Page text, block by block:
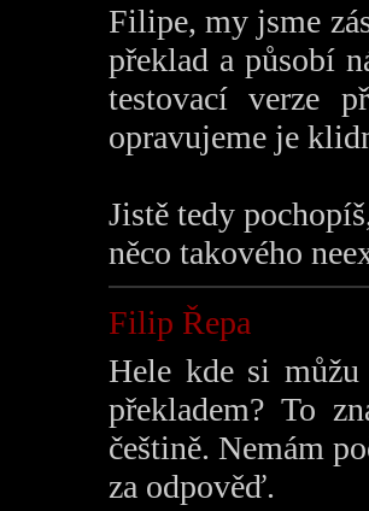
Filipe, my jsme
překlad a působí
testovací verze
opravujeme je
Jistě tedy
něco takového
Filip Řepa
Hele kde si můžu
překladem? To
češtině. Nemám
za odpověď.